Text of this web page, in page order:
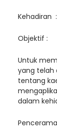
Kehadiran
Objektif :
Untuk
yang telah
tentang
dalam